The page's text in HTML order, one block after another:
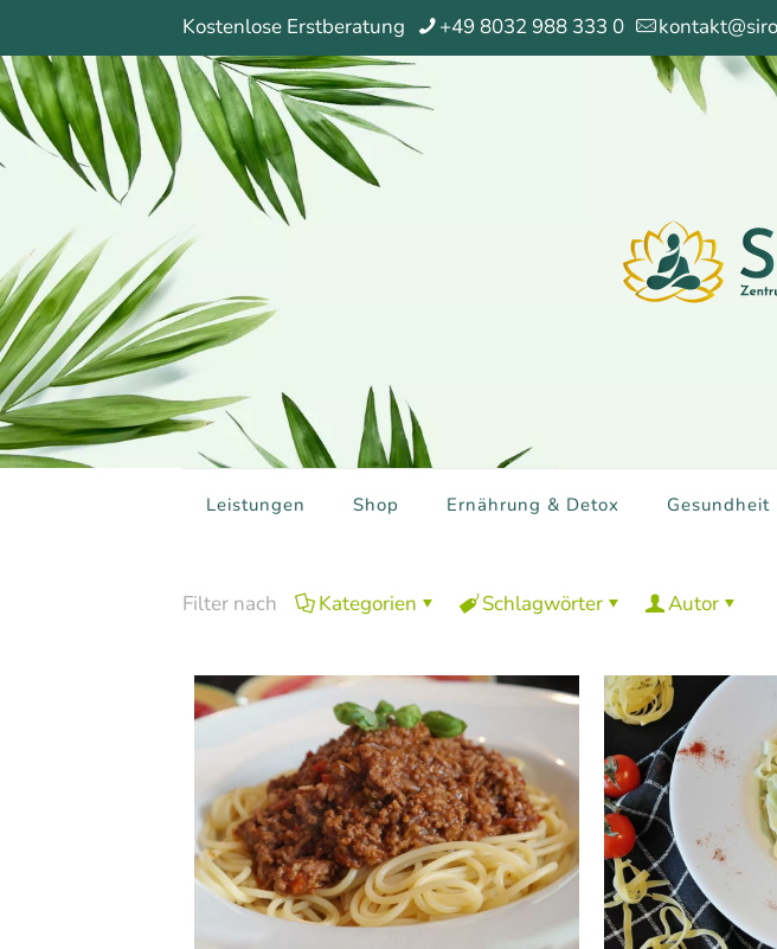
Kostenlose Erstberatung +49 8032 988 333 0
Leistungen Shop Ernährung & Detox Gesundheit
Filter nach Kategorien Schlagwörter Autor